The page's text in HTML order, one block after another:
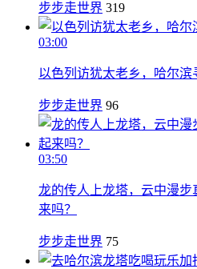
步步走世界 319
03:00
以色列访犹太老乡，哈尔滨
步步走世界 96
03:50
龙的传人上龙塔，云中漫
来吗？
步步走世界 75